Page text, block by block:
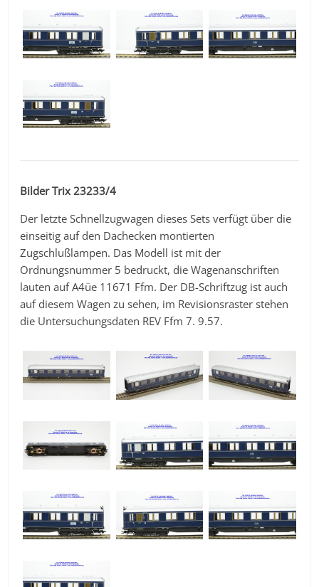
Bilder Trix 23233/4
Der letzte Schnellzugwagen dieses Sets verfügt über die
einseitig auf den Dachecken montierten
Zugschlußlampen. Das Modell ist mit der
Ordnungsnummer 5 bedruckt, die Wagenanschriften
lauten auf A4üe 11671 Ffm. Der DB-Schriftzug ist auch
auf diesem Wagen zu sehen, im Revisionsraster stehen
die Untersuchungsdaten REV Ffm 7. 9.57.